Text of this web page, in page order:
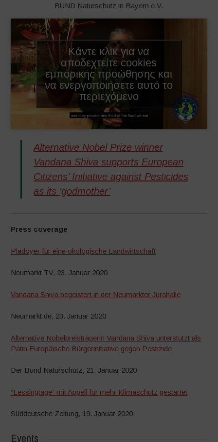
BUND Naturschutz in Bayern e.V.
Κάντε κλικ για να
αποδεχτείτε cookies
εμπορικής προώθησης και
να ενεργοποιήσετε αυτό το
περιεχόμενο
Alternative Nobel Prize winner
Vandana Shiva supports European
Citizens’ Initiative against Pesticides
as its ‘godmother’
Press coverage
Plädoyer für eine ökologische Landwirtschaft
Neumarkt TV, 23. Januar 2020
Vandana Shiva begeistert in der Neumarkter Jurahalle
Neumarkt.de, 23. Januar 2020
Alternative Nobelpreisträgerin Vandana Shiva unterstützt als
Patin Europäische Bürgerinitiative gegen Pestizide
Der Bund Naturschutz, 21. Januar 2020
“Lessingtage” mit Appell für mehr Klimaschutz gestartet
Süddeutsche Zeitung, 19. Januar 2020
Events